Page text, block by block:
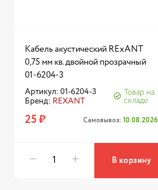
Кабель акустический RExANT
0,75 мм кв. двойной прозрачный
01-6204-3
Артикул: 01-6204-3
Бренд: REXANT
Товар на
складе
25 ₽ Самовывоз:10.08.2026
В корзину